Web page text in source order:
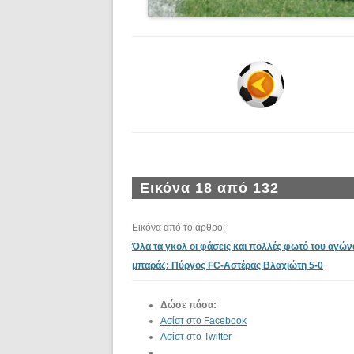
Εικόνα 18 από 132
Εικόνα από το άρθρο:
Όλα τα γκολ οι φάσεις και πολλές φωτό του
μπαράζ: Πύργος FC-Αστέρας Βλαχιώτη 5-0
Δώσε πάσα:
Ασίστ στο Facebook
Ασίστ στο Twitter